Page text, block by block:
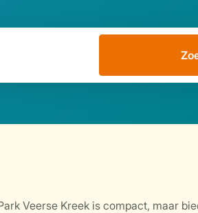
Veerse Kreek is compact, maar